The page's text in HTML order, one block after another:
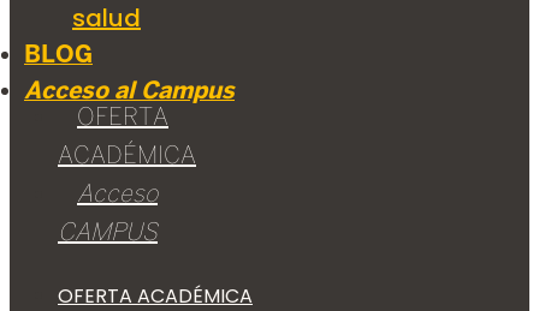
salud
BLOG
Acceso al Campus
OFERTA
ACADÉMICA
Acceso
CAMPUS
OFERTA ACADÉMICA